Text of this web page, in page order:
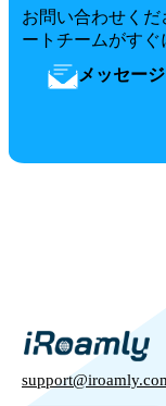
お問い合わせく
ートチームがすぐ
メッセー